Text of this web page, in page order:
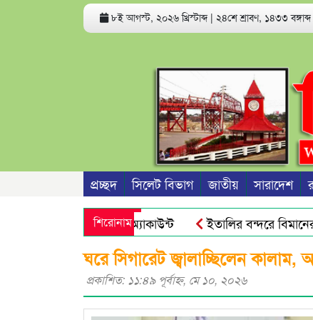
৮ই আগস্ট, ২০২৬ খ্রিস্টাব্দ | ২৪শে শ্রাবণ, ১৪৩৩ বঙ্গাব্দ
প্রচ্ছদ সিলেট বিভাগ জাতীয় সারাদেশ
শিরোনাম
পারে ফোন ও ব্যাংক অ্যাকাউন্ট ইতালির বন্দরে বিমানের
জনগণ আর ভয় পায়না : এড. জুবায়ের
ঘরে সিগারেট জ্বালাচ্ছিলেন
প্রকাশিত: ১১:৪৯ পূর্বাহ্ণ, মে ১০, ২০২৬